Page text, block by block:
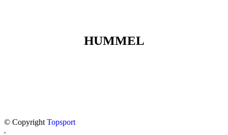
HUMMEL
© Copyright Topsport